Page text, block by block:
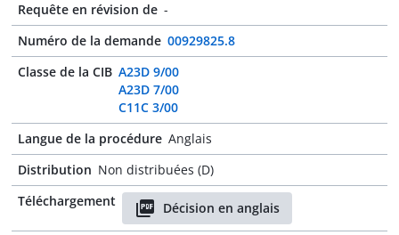
Requête en révision de -
Numéro de la demande 00929825.8
Classe de la CIB A23D 9/00
A23D 7/00
C11C 3/00
Langue de la procédure Anglais
Distribution Non distribuées (D)
Téléchargement
Décision en anglais